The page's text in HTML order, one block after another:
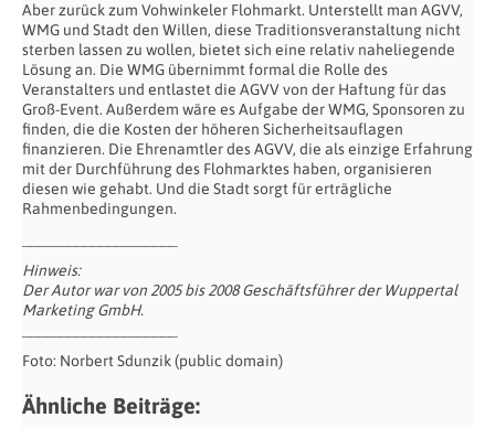
Aber zurück zum Vohwinkeler Flohmarkt. Unterstellt man AGVV,
WMG und Stadt den Willen, diese Traditionsveranstaltung nicht
sterben lassen zu wollen, bietet sich eine relativ naheliegende
Lösung an. Die WMG übernimmt formal die Rolle des
Veranstalters und entlastet die AGVV von der Haftung für das
Groß-Event. Außerdem wäre es Aufgabe der WMG, Sponsoren zu
finden, die die Kosten der höheren Sicherheitsauflagen
finanzieren. Die Ehrenamtler des AGVV, die als einzige Erfahrung
mit der Durchführung des Flohmarktes haben, organisieren
diesen wie gehabt. Und die Stadt sorgt für erträgliche
Rahmenbedingungen.
Hinweis:
Der Autor war von 2005 bis 2008 Geschäftsführer der Wuppertal
Marketing GmbH.
Foto: Norbert Sdunzik (public domain)
Ähnliche Beiträge: